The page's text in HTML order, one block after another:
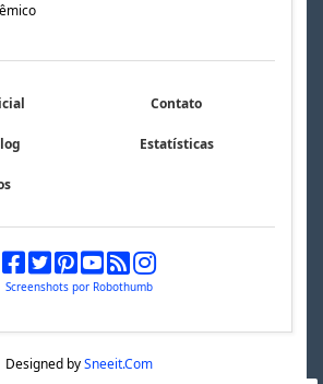
Contato
Estatísticas
Screenshots por Robothumb
Designed bySneeit.Com